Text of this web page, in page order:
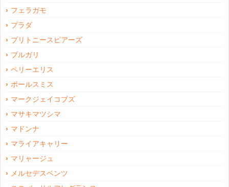
フェラガモ
プラダ
ブリトニースピアーズ
ブルガリ
ペリーエリス
ポールスミス
マークジェイコブズ
マサキマツシマ
マドンナ
マライアキャリー
マリャージュ
メルセデスベンツ